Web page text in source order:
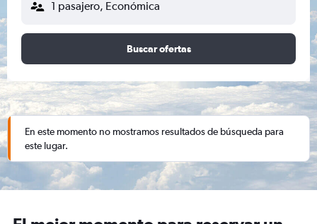
1 pasajero, Económica
Buscar ofertas
En este momento no mostramos resultados de búsqueda para
este lugar.